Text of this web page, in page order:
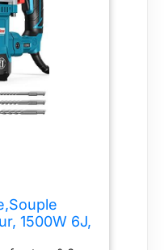
1500W 6J,